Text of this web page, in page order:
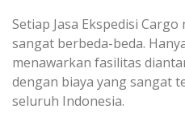
Setiap Jasa Ekspedisi
sangat berbeda-beda.
menawarkan fasilitas
dengan biaya yang sangat
seluruh Indonesia.